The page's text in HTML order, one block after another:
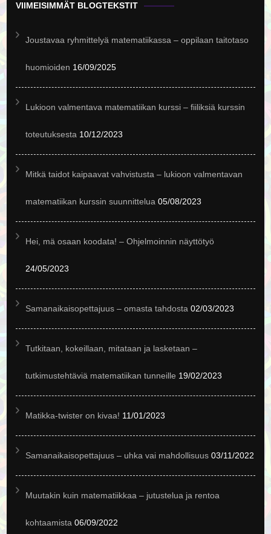
VIIMEISIMMÄT BLOGTEKSTIT
Joustavaa ryhmittelyä matematiikassa – oppilaan taitotaso
huomioiden 16/09/2025
Lukioon valmentava matematiikan kurssi – fiiliksiä kurssin
toteutuksesta 10/12/2023
Mitkä taidot kaipaavat vahvistusta – lukioon valmentavan
matematiikan kurssin suunnittelua 05/08/2023
Hei, mä osaan koodata! – Ohjelmoinnin näyttötyö
24/05/2023
Samanaikaisopettajuus – omasta tahdosta 02/03/2023
Tutkitaan, kokeillaan, mitataan ja lasketaan –
tutkimustehtäviä matematiikan tunneille 19/02/2023
Matikka-twister on kivaa! 11/01/2023
Samanaikaisopettajuus – uhka vai mahdollisuus 03/11/2022
Muutakin kuin matematiikkaa – jutustelua ja rentoa
kohtaamista 06/09/2022